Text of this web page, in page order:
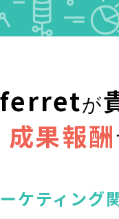
ferretが
成果報酬
ケティング